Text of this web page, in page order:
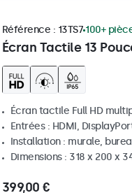
Écran Tactile 13
Référence : 13TS7 100+
Écran tactile Full HD
Entrées : HDMI,
Installation : murale,
Dimensions : 318 x 200 x
399,00 €